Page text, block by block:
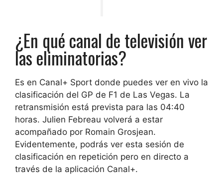
¿En qué canal de televisión ver
las eliminatorias?
Es en Canal+ Sport donde puedes ver en vivo la
clasificación del GP de F1 de Las Vegas. La
retransmisión está prevista para las 04:40
horas. Julien Febreau volverá a estar
acompañado por Romain Grosjean.
Evidentemente, podrás ver esta sesión de
clasificación en repetición pero en directo a
través de la aplicación Canal+.